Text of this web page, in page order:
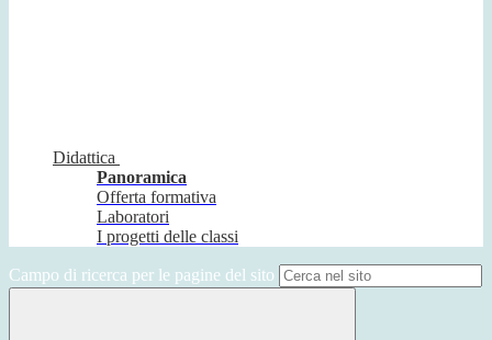
Didattica
Panoramica
Offerta formativa
Laboratori
I progetti delle classi
Campo di ricerca per le pagine del sito